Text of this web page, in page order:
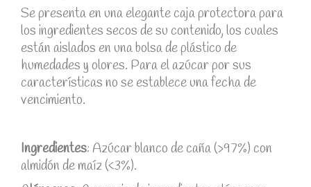
Se presenta en una elegante caja protectora para
los ingredientes secos de su contenido, los cuales
están aislados en una bolsa de plástico de
humedades y olores. Para el azúcar por sus
características no se establece una fecha de
vencimiento.
Ingredientes: Azúcar blanco de caña (>97%) con
almidón de maíz (<3%).